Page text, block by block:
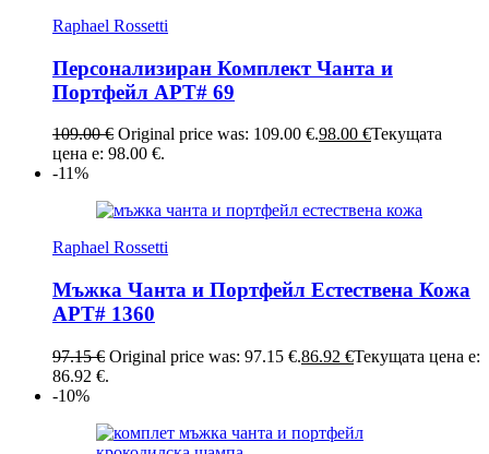
Raphael Rossetti
Персонализиран Комплект Чанта и
Портфейл АРТ# 69
109.00€ Original price was: 109.00 €.98.00 €Текущата
цена е: 98.00 €.
-11%
Raphael Rossetti
Мъжка Чанта и Портфейл Естествена Кожа
АРТ# 1360
97.15€ Original price was: 97.15 €.86.92 €Текущата цена е:
86.92 €.
-10%